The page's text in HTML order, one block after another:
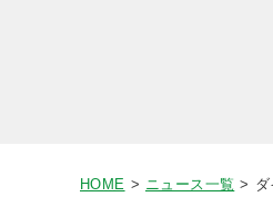
HOME ニュース一覧